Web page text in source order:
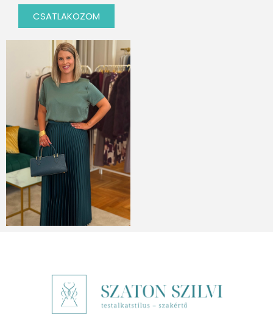
CSATLAKOZOM